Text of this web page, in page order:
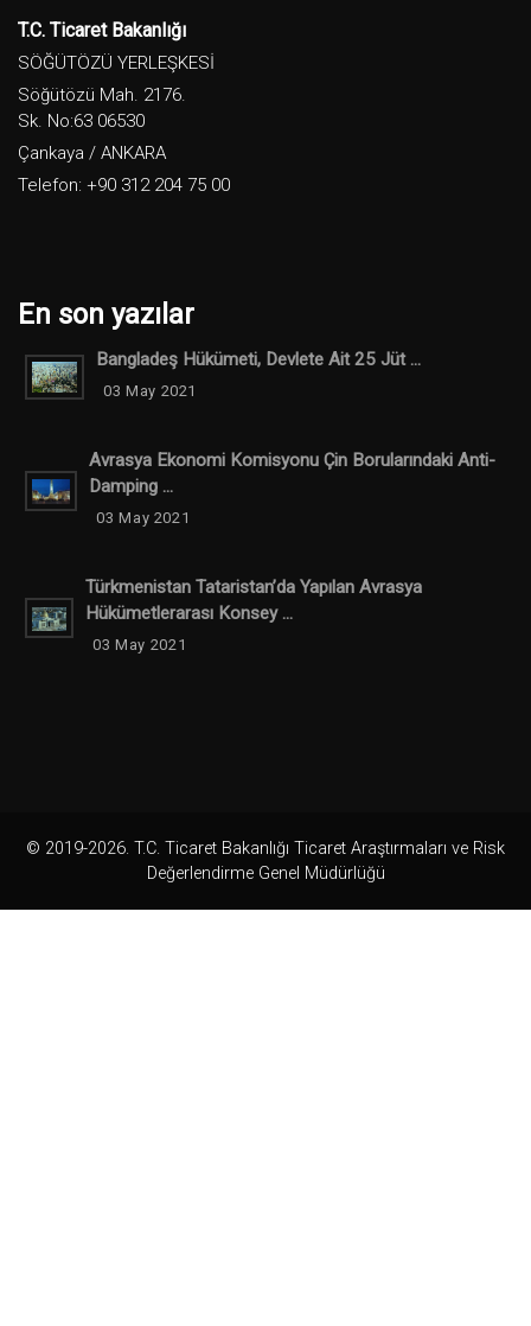
T.C. Ticaret Bakanlığı
SÖĞÜTÖZÜ YERLEŞKESİ
Söğütözü Mah. 2176.
Sk. No:63 06530
Çankaya / ANKARA
Telefon: +90 312 204 75 00
En son yazılar
Bangladeş Hükümeti, Devlete Ait 25 Jüt ...
03 May 2021
Avrasya Ekonomi Komisyonu Çin Borularındaki Anti-
Damping ...
03 May 2021
Türkmenistan Tataristan’da Yapılan Avrasya
Hükümetlerarası Konsey ...
03 May 2021
© 2019-2026. T.C. Ticaret Bakanlığı Ticaret Araştırmaları ve Risk
Değerlendirme Genel Müdürlüğü